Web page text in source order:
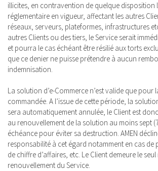
illicites, en contravention de quelque disposition
réglementaire en vigueur, affectant les autres
réseaux, serveurs, plateformes, infrastructures
autres Clients ou des tiers, le Service serait
et pourra le cas échéant être résilié aux torts
que ce denier ne puisse prétendre à aucun
indemnisation.
La solution d’e-Commerce n’est valide que pour
commandée. A l’issue de cette période, la
sera automatiquement annulée, le Client est
au renouvellement de la solution au moins sept
échéance pour éviter sa destruction. AMEN
responsabilité à cet égard notamment en cas de
de chiffre d’affaires, etc. Le Client demeure le
renouvellement du Service.